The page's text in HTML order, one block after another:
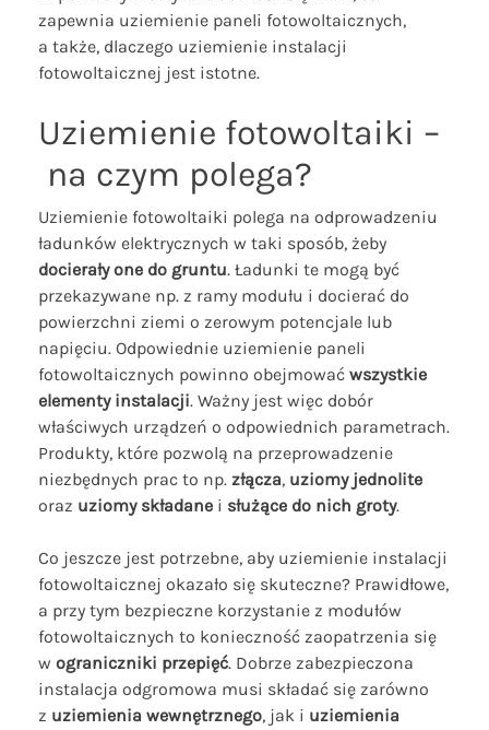
zapewnia uziemienie paneli fotowoltaicznych,
a także, dlaczego uziemienie instalacji
fotowoltaicznej jest istotne.
Uziemienie fotowoltaiki –
na czym polega?
Uziemienie fotowoltaiki polega na odprowadzeniu
ładunków elektrycznych w taki sposób, żeby
docierały one do gruntu. Ładunki te mogą być
przekazywane np. z ramy modułu i docierać do
powierzchni ziemi o zerowym potencjale lub
napięciu. Odpowiednie uziemienie paneli
fotowoltaicznych powinno obejmować wszystkie
elementy instalacji. Ważny jest więc dobór
właściwych urządzeń o odpowiednich parametrach.
Produkty, które pozwolą na przeprowadzenie
niezbędnych prac to np. złącza, uziomy jednolite
oraz uziomy składane i służące do nich groty.
Co jeszcze jest potrzebne, aby uziemienie instalacji
fotowoltaicznej okazało się skuteczne? Prawidłowe,
a przy tym bezpieczne korzystanie z modułów
fotowoltaicznych to konieczność zaopatrzenia się
w ograniczniki przepięć. Dobrze zabezpieczona
instalacja odgromowa musi składać się zarówno
z uziemienia wewnętrznego, jak i uziemienia